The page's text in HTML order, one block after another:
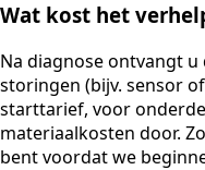
Wat kost het
Na diagnose ontvangt
storingen (bijv. sensor
starttarief, voor
materiaalkosten door.
bent voordat we